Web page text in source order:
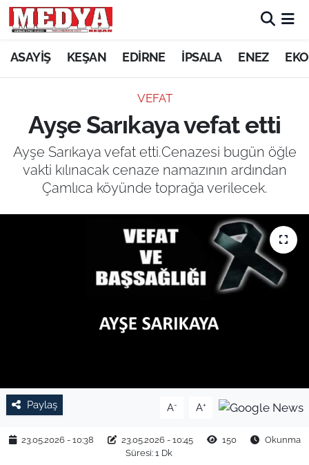
ASAYİŞ KEŞAN EDİRNE İPSALA ENEZ
VEFAT
Ayşe Sarıkaya vefat etti
Ayşe Sarıkaya vefat etti.Cenazesi bugün öğle
vakti kılınacak cenaze namazının ardından
Çamlıca köyünde toprağa verilecek.
Paylaş A- A+
23.05.2026 - 10:38 23.05.2026 - 10:45 150
Okunma
Süresi: 1 Dk
KEŞAN
ASAYİŞ
SİYASET
GÜNDEM
TARIM VE HAYVANCILIK
RESMİ İLAN
SPOR